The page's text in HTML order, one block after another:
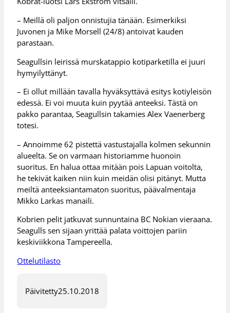
– Meillä oli paljon onnistujia tänään. Esimerkiksi
Juvonen ja Mike Morsell (24/8) antoivat kauden
parastaan.
Seagullsin leirissä murskatappio kotiparketilla ei juuri
hymyilyttänyt.
– Ei ollut millään tavalla hyväksyttävä esitys kotiyleisön
edessä. Ei voi muuta kuin pyytää anteeksi. Tästä on
pakko parantaa, Seagullsin takamies Alex Vaenerberg
totesi.
– Annoimme 62 pistettä vastustajalla kolmen sekunnin
alueelta. Se on varmaan historiamme huonoin
suoritus. En halua ottaa mitään pois Lapuan voitolta,
he tekivät kaiken niin kuin meidän olisi pitänyt. Mutta
meiltä anteeksiantamaton suoritus, päävalmentaja
Mikko Larkas manaili.
Kobrien pelit jatkuvat sunnuntaina BC Nokian vieraana.
Seagulls sen sijaan yrittää palata voittojen pariin
keskiviikkona Tampereella.
Ottelutilasto
Päivitetty25.10.2018